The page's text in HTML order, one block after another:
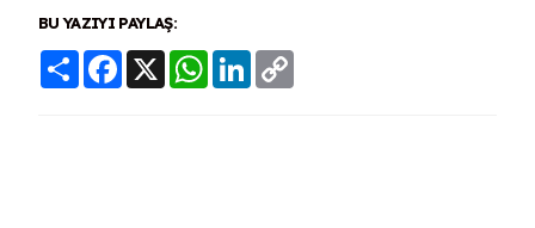
BU YAZIYI PAYLAŞ:
Share Facebook
X WhatsApp
LinkedIn